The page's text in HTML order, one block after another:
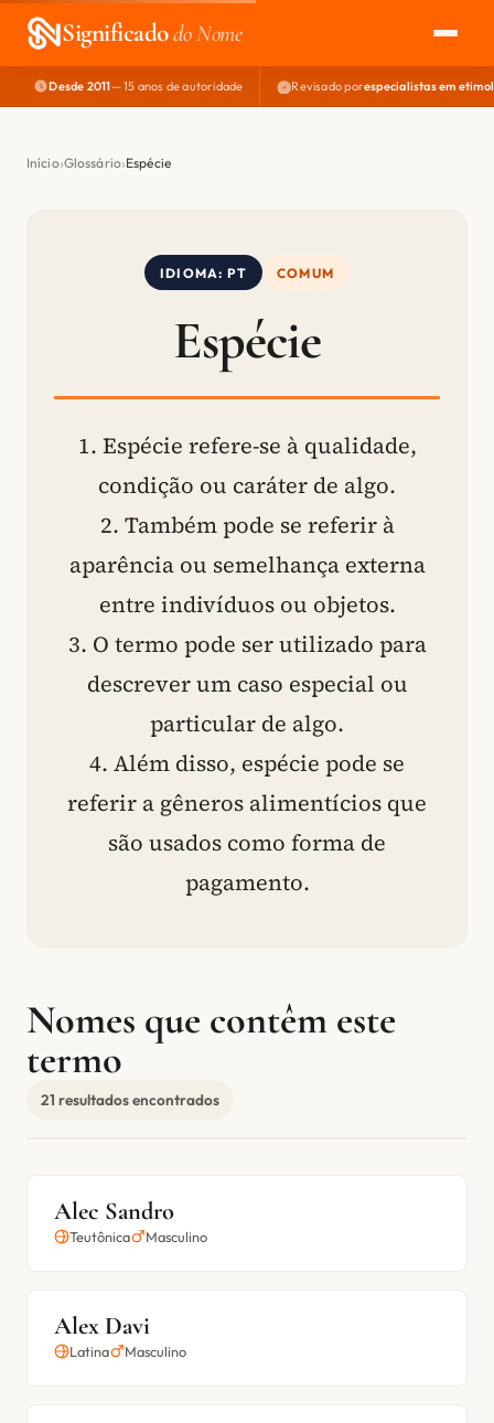
Significadodo Nome
EXPLORAR
NOME PERFEITO
Desde 2011— 15 anos de autoridade Revisado porespecialistas em
Início Glossário Espécie
IDIOMA: PT COMUM
Espécie
1. Espécie refere-se à qualidade,
condição ou caráter de algo.
2. Também pode se referir à
aparência ou semelhança externa
entre indivíduos ou objetos.
3. O termo pode ser utilizado para
descrever um caso especial ou
particular de algo.
4. Além disso, espécie pode se
referir a gêneros alimentícios que
são usados como forma de
pagamento.
Nomes que contêm este
termo
21 resultados encontrados
Alec Sandro
Teutônica Masculino
Alex Davi
Latina Masculino